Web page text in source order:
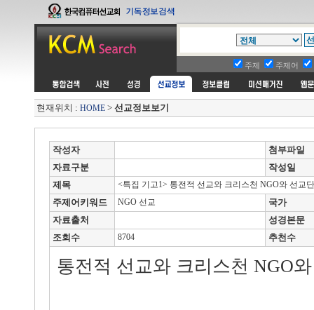
주제 주제어
현재위치 : HOME > 선교정보보기
작성자
첨부파일
자료구분
작성일
제목
<특집 기고1> 통전적 선교와 크리스천 NGO와 선교
주제어키워드 NGO 선교
국가
자료출처
성경본문
조회수
8704 추천수
통전적 선교와 크리스천 NGO